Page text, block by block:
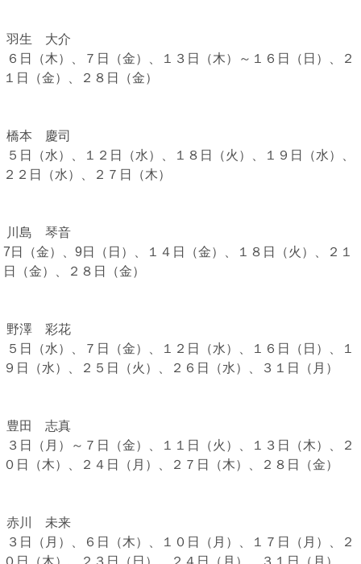
羽生 大介
６日（木）、７日（金）、１３日（木）～１６日（日）、２
１日（金）、２８日（金）
橋本 慶司
５日（水）、１２日（水）、１８日（火）、１９日（水）、
２２日（水）、２７日（木）
川島 琴音
7日（金）、9日（日）、１４日（金）、１８日（火）、２１
日（金）、２８日（金）
野澤 彩花
５日（水）、７日（金）、１２日（水）、１６日（日）、１
９日（水）、２５日（火）、２６日（水）、３１日（月）
豊田 志真
３日（月）～７日（金）、１１日（火）、１３日（木）、２
０日（木）、２４日（月）、２７日（木）、２８日（金）
赤川 未来
３日（月）、６日（木）、１０日（月）、１７日（月）、２
０日（木）、２３日（日）、２４日（月）、３１日（月）